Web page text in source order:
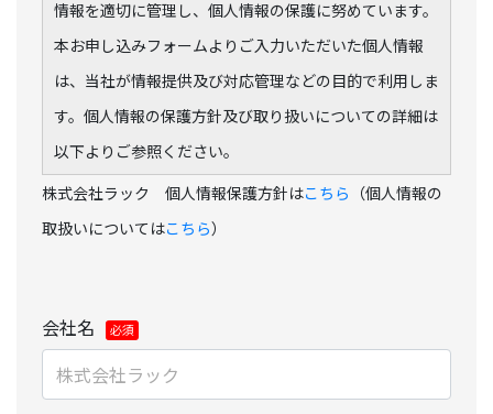
情報を適切に管理し、個人情報の保護に努めています。
本お申し込みフォームよりご入力いただいた個人情報
は、当社が情報提供及び対応管理などの目的で利用しま
す。個人情報の保護方針及び取り扱いについての詳細は
以下よりご参照ください。
株式会社ラック 個人情報保護方針はこちら
（個人情報の
取扱いについてはこちら）
会社名